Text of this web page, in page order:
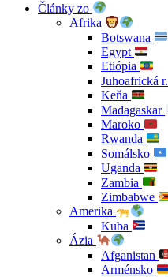
Články zo
Afrika
Botswana
Egypt
Etiópia
Juhoafrická r.
Keňa
Madagaskar
Maroko
Rwanda
Somálsko
Uganda
Zambia
Zimbabwe
Amerika
Kuba
Ázia
Afganistan
Arménsko